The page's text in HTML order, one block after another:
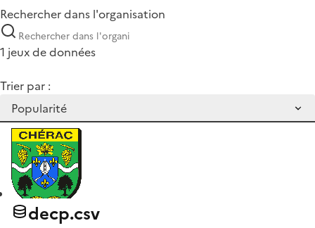
Rechercher dans l'organisation
1 jeux de données
Trier par :
decp.csv